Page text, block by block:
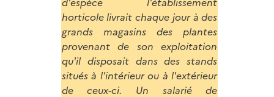
horticole livrait chaque jour à des
grands magasins des plantes
provenant de son exploitation
qu'il disposait dans des stands
situés à l'intérieur ou à l'extérieur
de ceux-ci. Un salarié de